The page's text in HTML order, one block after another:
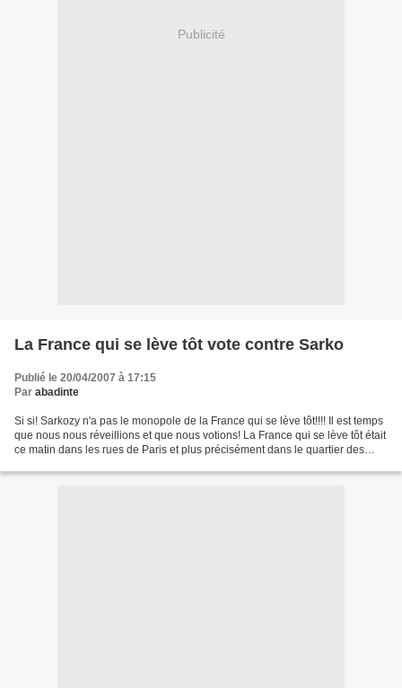
Publicité
La France qui se lève tôt vote contre Sarko
Publié le 20/04/2007 à 17:15
Par abadinte
Si si! Sarkozy n'a pas le monopole de la France qui se lève tôt!!!! Il est temps
que nous nous réveillions et que nous votions! La France qui se lève tôt était
ce matin dans les rues de Paris et plus précisément dans le quartier des